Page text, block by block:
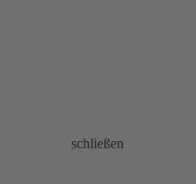
schließen